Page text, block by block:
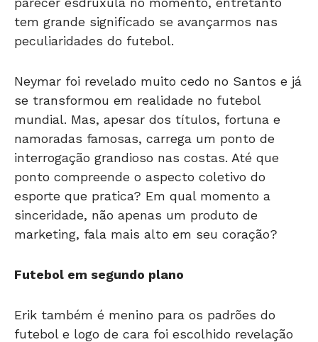
tem grande significado se avançarmos nas
peculiaridades do futebol.
Neymar foi revelado muito cedo no Santos e já
se transformou em realidade no futebol
mundial. Mas, apesar dos títulos, fortuna e
namoradas famosas, carrega um ponto de
interrogação grandioso nas costas. Até que
ponto compreende o aspecto coletivo do
esporte que pratica? Em qual momento a
sinceridade, não apenas um produto de
marketing, fala mais alto em seu coração?
Futebol em segundo plano
Erik também é menino para os padrões do
futebol e logo de cara foi escolhido revelação